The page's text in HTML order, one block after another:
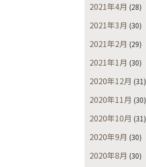
2021年4月 (28)
2021年3月 (30)
2021年2月 (29)
2021年1月 (30)
2020年12月 (31)
2020年11月 (30)
2020年10月 (31)
2020年9月 (30)
2020年8月 (30)